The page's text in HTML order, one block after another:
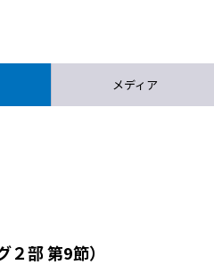
メディア
部 第9節）